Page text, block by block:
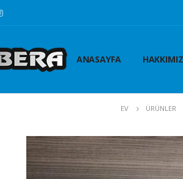
ANASAYFA
EV ÜRÜNLER